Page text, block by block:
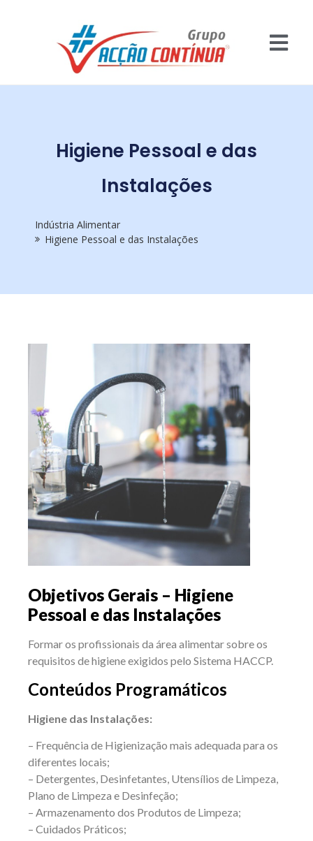
Higiene Pessoal e das
Instalações
Indústria Alimentar
Higiene Pessoal e das Instalações
Objetivos Gerais – Higiene
Pessoal e das Instalações
Formar os profissionais da área alimentar sobre os
requisitos de higiene exigidos pelo Sistema HACCP.
Conteúdos Programáticos
Higiene das Instalações:
– Frequência de Higienização mais adequada para os
diferentes locais;
– Detergentes, Desinfetantes, Utensílios de Limpeza,
Plano de Limpeza e Desinfeção;
– Armazenamento dos Produtos de Limpeza;
– Cuidados Práticos;